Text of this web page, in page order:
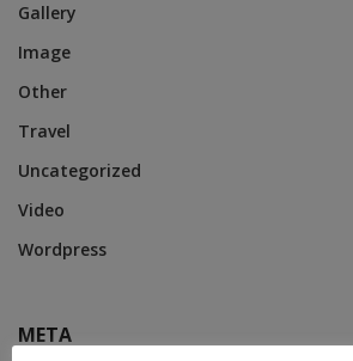
Gallery
Image
Other
Travel
Uncategorized
Video
Wordpress
META